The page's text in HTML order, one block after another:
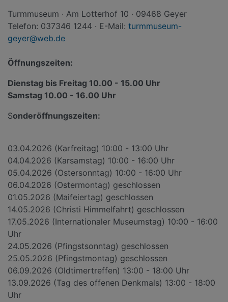
Turmmuseum · Am Lotterhof 10 · 09468 Geyer
Telefon: 037346 1244 · E-Mail: turmmuseum-
geyer@web.de
Öffnungszeiten:
Dienstag bis Freitag 10.00 - 15.00 Uhr
Samstag 10.00 - 16.00 Uhr
Sonderöffnungszeiten:
03.04.2026 (Karfreitag) 10:00 - 13:00 Uhr
04.04.2026 (Karsamstag) 10:00 - 16:00 Uhr
05.04.2026 (Ostersonntag) 10:00 - 16:00 Uhr
06.04.2026 (Ostermontag) geschlossen
01.05.2026 (Maifeiertag) geschlossen
14.05.2026 (Christi Himmelfahrt) geschlossen
17.05.2026 (Internationaler Museumstag) 10:00 - 16:00
Uhr
24.05.2026 (Pfingstsonntag) geschlossen
25.05.2026 (Pfingstmontag) geschlossen
06.09.2026 (Oldtimertreffen) 13:00 - 18:00 Uhr
13.09.2026 (Tag des offenen Denkmals) 13:00 - 18:00
Uhr